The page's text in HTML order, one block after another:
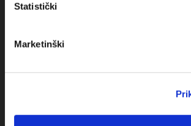
Statistički
Marketinški